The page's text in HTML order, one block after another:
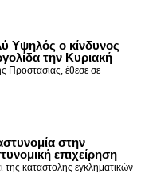
Υψηλός ο κίνδυνος
την Κυριακή
Προστασίας, έθεσε σε
στην
επιχείρηση
της καταστολής εγκληματικών